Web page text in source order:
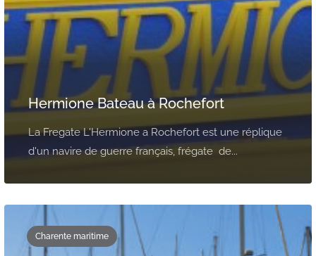
Hermione Bateau à Rochefort
La Fregate L'Hermione a Rochefort est une réplique
d'un navire de guerre français, frégate de...
Charente maritime